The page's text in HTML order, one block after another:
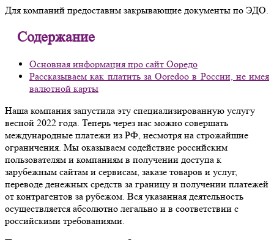
Для компаний предоставим закрывающие документы по ЭДО.
Содержание
Основная информация про сайт Ооредо
Рассказываем как платить за Ooredoo в России, не имея
валютной карты
Наша компания запустила эту специализированную услугу
весной 2022 года. Теперь через нас можно совершать
международные платежи из РФ, несмотря на строжайшие
ограничения. Мы оказываем содействие российским
пользователям и компаниям в получении доступа к
зарубежным сайтам и сервисам, заказе товаров и услуг,
переводе денежных средств за границу и получении платежей
от контрагентов за рубежом. Вся указанная деятельность
осуществляется абсолютно легально и в соответствии с
российскими требованиями.